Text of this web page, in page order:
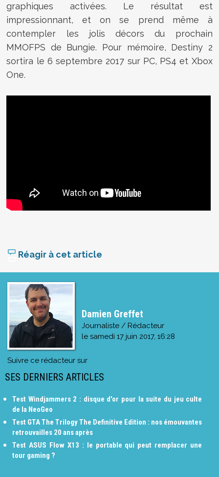
graphiques activées. Le résultat est
impressionnant, et on se prend même à
contempler les jolis décors du prochain
MMOFPS de Bungie. Pour mémoire, Destiny 2
sortira le 6 septembre 2017 sur PC, PS4 et Xbox
One.
Réagir à cet article
Damien Greffet
Journaliste / Rédacteur
le samedi 17 juin 2017, 16:28
Suivre ce rédacteur sur
SES DERNIERS ARTICLES
Test Windjammers 2 : disque d'or pour la suite du jeu culte
de la NeoGeo
Test GTA The Trilogy The Definitive Edition : nos émouvantes
retrouvailles 20 ans après
Test ASUS Flow X13 : le portable qui peut remplacer une
tour gaming ?